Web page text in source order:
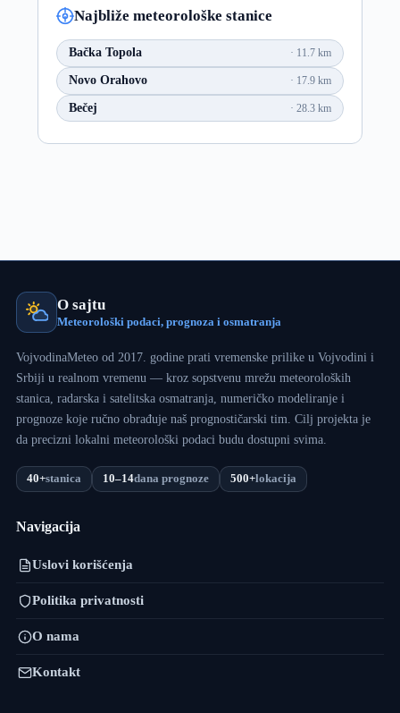
Najbliže meteorološke stanice
Bačka Topola 11.7 km
Novo Orahovo 17.9 km
Bečej 28.3 km
O sajtu
Meteorološki podaci, prognoza i osmatranja
VojvodinaMeteo od 2017. godine prati vremenske prilike u Vojvodini i
Srbiji u realnom vremenu — kroz sopstvenu mrežu meteoroloških
stanica, radarska i satelitska osmatranja, numeričko modeliranje i
prognoze koje ručno obrađuje naš prognostičarski tim. Cilj projekta je
da precizni lokalni meteorološki podaci budu dostupni svima.
40+stanica 10–14dana prognoze 500+lokacija
Navigacija
Uslovi korišćenja
Politika privatnosti
O nama
Kontakt